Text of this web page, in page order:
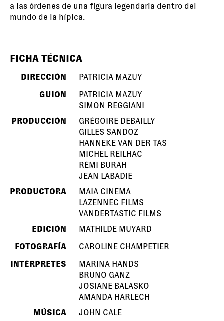
a las órdenes de una figura legendaria dentro del
mundo de la hípica.
FICHA TÉCNICA
DIRECCIÓN
PATRICIA MAZUY
GUION
PATRICIA MAZUY
SIMON REGGIANI
PRODUCCIÓN
GRÉGOIRE DEBAILLY
GILLES SANDOZ
HANNEKE VAN DER TAS
MICHEL REILHAC
RÉMI BURAH
JEAN LABADIE
PRODUCTORA
MAIA CINEMA
LAZENNEC FILMS
VANDERTASTIC FILMS
EDICIÓN
MATHILDE MUYARD
FOTOGRAFÍA
CAROLINE CHAMPETIER
INTÉRPRETES
MARINA HANDS
BRUNO GANZ
JOSIANE BALASKO
AMANDA HARLECH
MÚSICA
JOHN CALE